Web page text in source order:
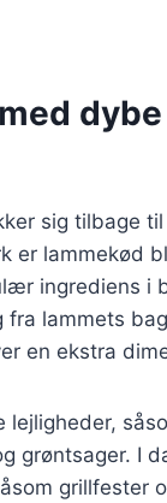
sig tilbage
er lammekød
ingrediens i
fra lammets
en ekstra
grøntsager. I
grillfester